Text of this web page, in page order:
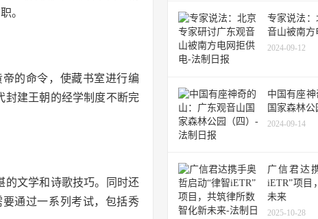
。
的命令，使藏书室进行编
封建王朝的经学制度不断完
的文学和诗歌技巧。同时还
通过一系列考试，包括秀
专家说法
音山被南方
2024-09-12
中国有座
国家森林公
2024-09-14
广信君达
iETR”项目
未来
2025-10-28